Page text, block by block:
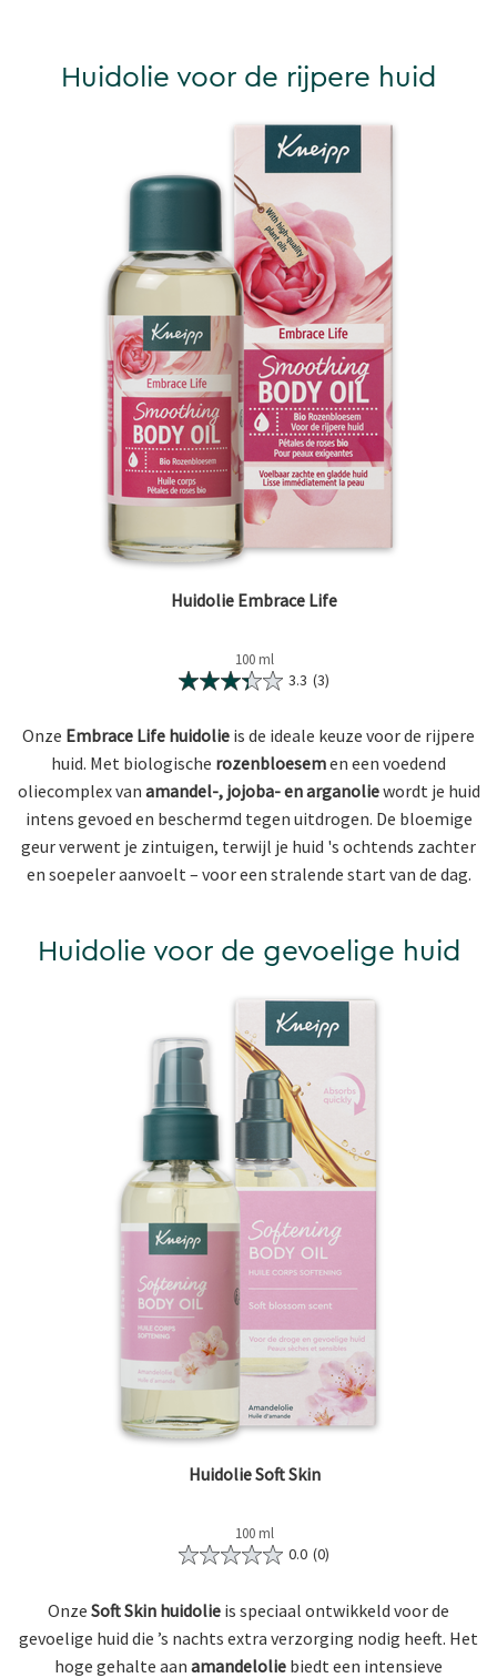
Huidolie voor de rijpere huid
Huidolie Embrace Life
100 ml
3.3 (3)
Onze Embrace Life huidolie is de ideale keuze voor de rijpere
huid. Met biologische rozenbloesemen een voedend
oliecomplex van amandel-, jojoba- en arganoliewordt je huid
intens gevoed en beschermd tegen uitdrogen. De bloemige
geur verwent je zintuigen, terwijl je huid 's ochtends zachter
en soepeler aanvoelt – voor een stralende start van de dag.
Huidolie voor de gevoelige huid
Huidolie Soft Skin
100 ml
0.0 (0)
Onze Soft Skin huidolie is speciaal ontwikkeld voor de
gevoelige huid die ’s nachts extra verzorging nodig heeft. Het
hoge gehalte aan amandelolie biedt een intensieve